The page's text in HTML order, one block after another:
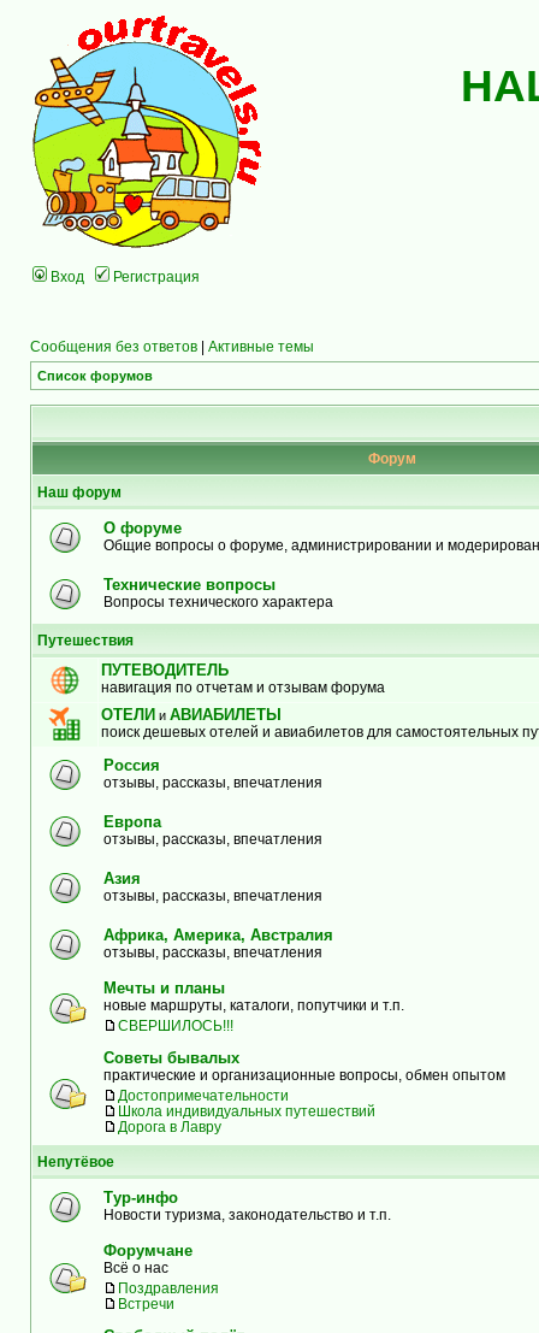
Вход Регистрация
Сообщения без ответов | Активные темы
Список форумов
Форум
Наш форум
О форуме
Общие вопросы о форуме, администрировании и
Технические вопросы
Вопросы технического характера
Путешествия
ПУТЕВОДИТЕЛЬ
навигация по отчетам и отзывам форума
ОТЕЛИ и АВИАБИЛЕТЫ
поиск дешевых отелей и авиабилетов для самостоятельных
Россия
отзывы, рассказы, впечатления
Европа
отзывы, рассказы, впечатления
Азия
отзывы, рассказы, впечатления
Африка, Америка, Австралия
отзывы, рассказы, впечатления
Мечты и планы
новые маршруты, каталоги, попутчики и т.п.
СВЕРШИЛОСЬ!!!
Советы бывалых
практические и организационные вопросы, обмен опытом
Достопримечательности
Школа индивидуальных путешествий
Дорога в Лавру
Непутёвое
Тур-инфо
Новости туризма, законодательство и т.п.
Форумчане
Всё о нас
Поздравления
Встречи